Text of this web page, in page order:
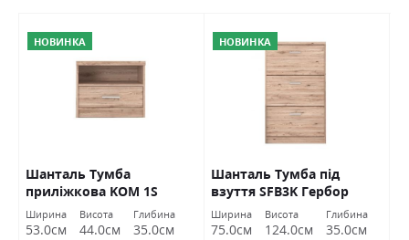
НОВИНКА
Шанталь Тумба
приліжкова KOM 1S
Гербор
Ширина
53.0см
Висота
44.0см
Глибина
35.0см
НОВИНКА
Шанталь Тумба під
взуття SFB3K Гербор
Ширина
75.0см
Висота
124.0см
Глибина
35.0см